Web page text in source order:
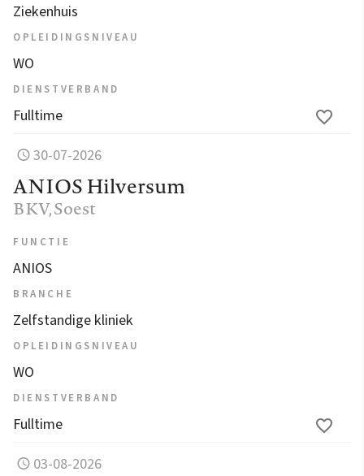
Ziekenhuis
OPLEIDINGSNIVEAU
WO
DIENSTVERBAND
Fulltime
30-07-2026
ANIOS Hilversum
BKV, Soest
FUNCTIE
ANIOS
BRANCHE
Zelfstandige kliniek
OPLEIDINGSNIVEAU
WO
DIENSTVERBAND
Fulltime
03-08-2026